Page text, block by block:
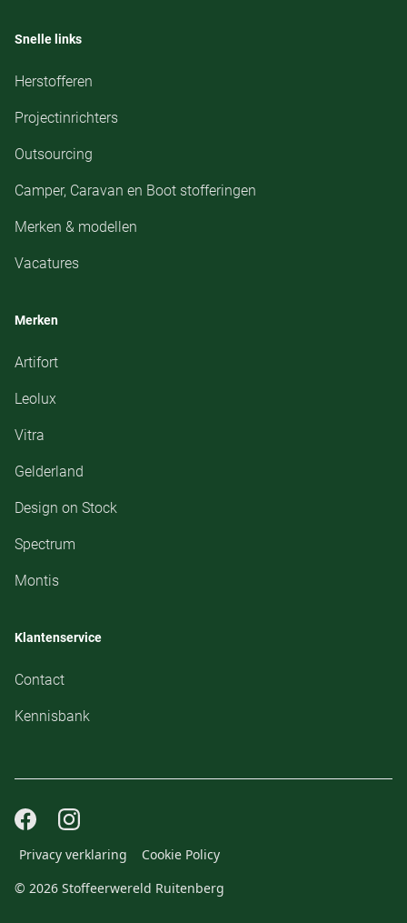
Snelle links
Herstofferen
Projectinrichters
Outsourcing
Camper, Caravan en Boot stofferingen
Merken & modellen
Vacatures
Merken
Artifort
Leolux
Vitra
Gelderland
Design on Stock
Spectrum
Montis
Klantenservice
Contact
Kennisbank
© 2026 Stoffeerwereld Ruitenberg
Privacy verklaring Cookie Policy